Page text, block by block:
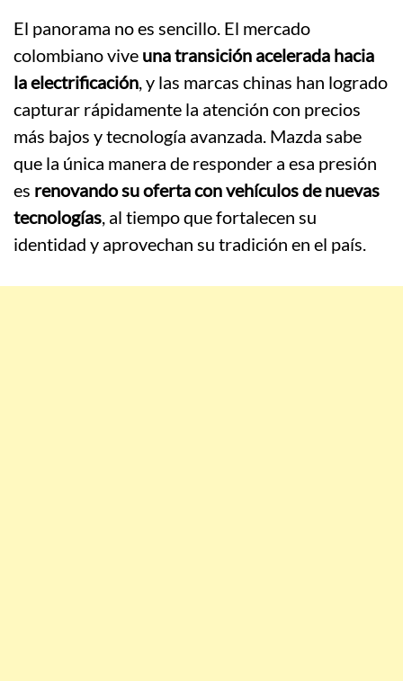
El panorama no es sencillo. El mercado
colombiano vive una transición acelerada hacia
la electrificación , y las marcas chinas han logrado
capturar rápidamente la atención con precios
más bajos y tecnología avanzada. Mazda sabe
que la única manera de responder a esa presión
es renovando su oferta con vehículos de nuevas
tecnologías , al tiempo que fortalecen su
identidad y aprovechan su tradición en el país.